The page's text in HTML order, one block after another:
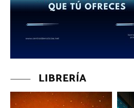
LIBRERÍA